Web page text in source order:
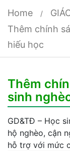
Home
Thêm chính
hiếu học
Thêm
sinh
GD&TĐ – Học
hộ nghèo, cận
hỗ trợ với mức